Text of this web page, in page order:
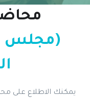
(مجلس
يمكنك الاطلاع على